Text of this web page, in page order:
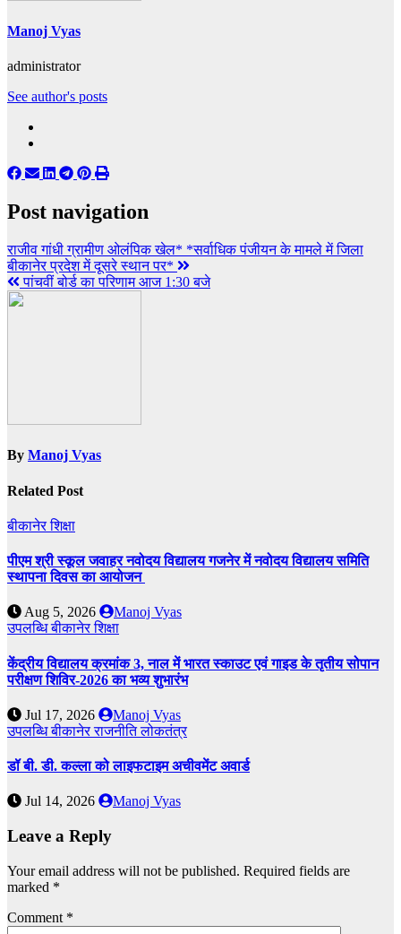
Manoj Vyas
administrator
See author's posts
Post navigation
राजीव गांधी ग्रामीण ओलंपिक खेल* *सर्वाधिक पंजीयन के मामले में जिला
बीकानेर प्रदेश में दूसरे स्थान पर*
पांचवीं बोर्ड का परिणाम आज 1:30 बजे
By Manoj Vyas
Related Post
बीकानेरशिक्षा
पीएम श्री स्कूल जवाहर नवोदय विद्यालय गजनेर में नवोदय विद्यालय समिति
स्थापना दिवस का आयोजन
Aug 5, 2026
Manoj Vyas
उपलब्धिबीकानेरशिक्षा
केंद्रीय विद्यालय क्रमांक 3, नाल में भारत स्काउट एवं गाइड के तृतीय सोपान
परीक्षण शिविर-2026 का भव्य शुभारंभ
Jul 17, 2026
Manoj Vyas
उपलब्धिबीकानेरराजनीतिलोकतंत्र
डॉ बी. डी. कल्ला को लाइफटाइम अचीवमेंट अवार्ड
Jul 14, 2026 Manoj Vyas
Leave a Reply
Your email address will not be published. Required fields are
marked *
Comment *